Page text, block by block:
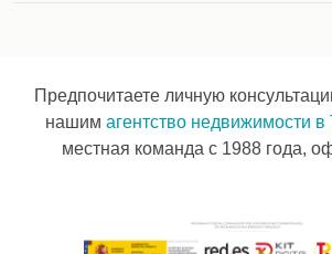
Предпочитаете личную
нашим агентство недвижимости в
местная команда с 1988 года,